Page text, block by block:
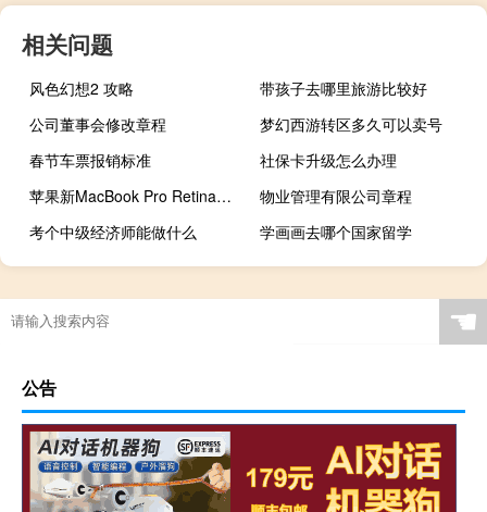
相关问题
风色幻想2 攻略
带孩子去哪里旅游比较好
公司董事会修改章程
梦幻西游转区多久可以卖号
春节车票报销标准
社保卡升级怎么办理
苹果新MacBook Pro Retina屏15寸和索尼Duo 13和联想Yoga2 Pro有什么区别 macbookproretina
物业管理有限公司章程
考个中级经济师能做什么
学画画去哪个国家留学
☚
公告